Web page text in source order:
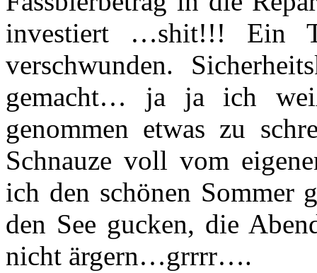
investiert …shit!!! Ein
verschwunden.
gemacht… ja ja ich
genommen etwas zu
Schnauze voll vom
ich den schönen Sommer
den See gucken, die
nicht ärgern…grrrr….